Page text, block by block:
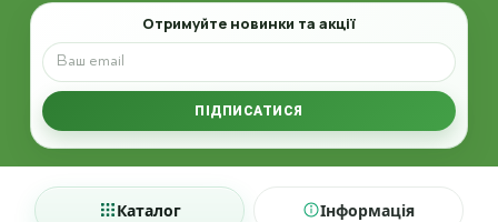
Email
Отримуйте новинки та акції
ПІДПИСАТИСЯ
Каталог Інформація